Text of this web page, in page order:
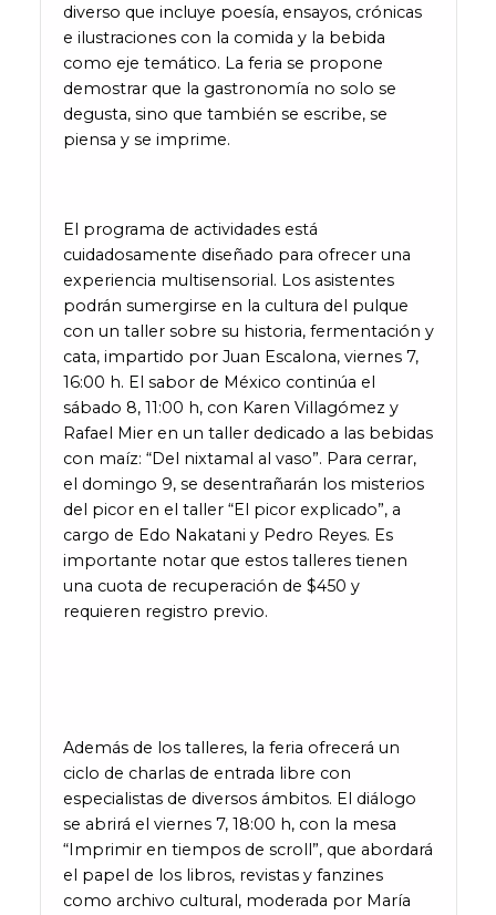
diverso que incluye poesía, ensayos, crónicas
e ilustraciones con la comida y la bebida
como eje temático. La feria se propone
demostrar que la gastronomía no solo se
degusta, sino que también se escribe, se
piensa y se imprime.
El programa de actividades está
cuidadosamente diseñado para ofrecer una
experiencia multisensorial. Los asistentes
podrán sumergirse en la cultura del pulque
con un taller sobre su historia, fermentación y
cata, impartido por Juan Escalona, viernes 7,
16:00 h. El sabor de México continúa el
sábado 8, 11:00 h, con Karen Villagómez y
Rafael Mier en un taller dedicado a las bebidas
con maíz: “Del nixtamal al vaso”. Para cerrar,
el domingo 9, se desentrañarán los misterios
del picor en el taller “El picor explicado”, a
cargo de Edo Nakatani y Pedro Reyes. Es
importante notar que estos talleres tienen
una cuota de recuperación de $450 y
requieren registro previo.
Además de los talleres, la feria ofrecerá un
ciclo de charlas de entrada libre con
especialistas de diversos ámbitos. El diálogo
se abrirá el viernes 7, 18:00 h, con la mesa
“Imprimir en tiempos de scroll”, que abordará
el papel de los libros, revistas y fanzines
como archivo cultural, moderada por María